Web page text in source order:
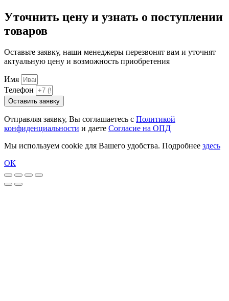
Уточнить цену и узнать о поступлении
товаров
Оставьте заявку, наши менеджеры перезвонят вам и уточнят
актуальную цену и возможность приобретения
Имя
Телефон
Оставить заявку
Отправляя заявку, Вы соглашаетесь с Политикой
конфиденциальности и даете Согласие на ОПД
Мы используем cookie для Вашего удобства. Подробнее здесь
ОК